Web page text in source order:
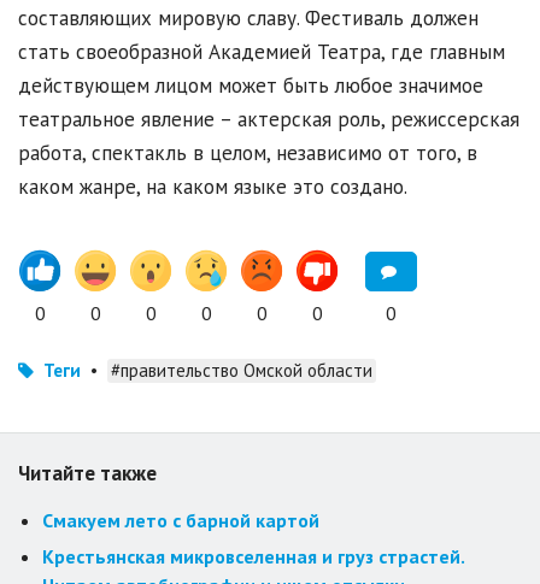
составляющих мировую славу. Фестиваль должен
стать своеобразной Академией Театра, где главным
действующем лицом может быть любое значимое
театральное явление – актерская роль, режиссерская
работа, спектакль в целом, независимо от того, в
каком жанре, на каком языке это создано.
0 0 0 0 0 0 0
Теги • #правительство Омской области
Читайте также
Смакуем лето с барной картой
Крестьянская микровселенная и груз страстей.